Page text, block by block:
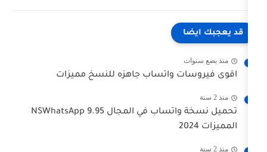
واتساب جاهزه للنسخ مميزات
تحميل نسخة واتساب في المجال NSWhatsApp 9.95